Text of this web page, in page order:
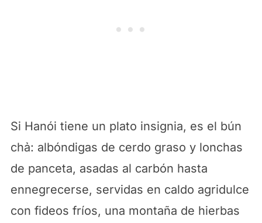
Si Hanói tiene un plato insignia, es el bún
chả: albóndigas de cerdo graso y lonchas
de panceta, asadas al carbón hasta
ennegrecerse, servidas en caldo agridulce
con fideos fríos, una montaña de hierbas